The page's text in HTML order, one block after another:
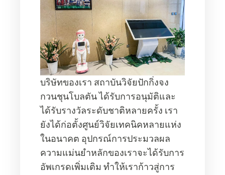
บริษัทของเรา สถาบันวิจัยปักกิ่งจง
กวนชุนโบลตัน ได้รับการอนุมัติและ
ได้รับรางวัลระดับชาติหลายครั้ง เรา
ยังได้ก่อตั้งศูนย์วิจัยเทคนิคหลายแห่ง
ในอนาคต อุปกรณ์การประมวลผล
ความแม่นยำหลักของเราจะได้รับการ
อัพเกรดเพิ่มเติม ทำให้เราก้าวสู่การ